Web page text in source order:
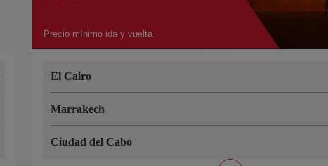
Precio mínimo ida y vuelta
El Cairo
Marrakech
Ciudad del Cabo